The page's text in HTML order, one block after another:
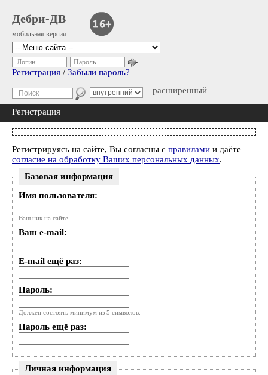
Дебри-ДВ
мобильная версия
расширенный
Логин Пароль
Регистрация / Забыли пароль?
Регистрация
Регистрируясь на сайте, Вы согласны с правилами и даёте
согласие на обработку Ваших персональных данных.
Базовая информация
Имя пользователя:
Ваш ник на сайте
Ваш e-mail:
E-mail ещё раз:
Пароль:
Должен состоять минимум из 5 символов.
Пароль ещё раз:
Личная информация